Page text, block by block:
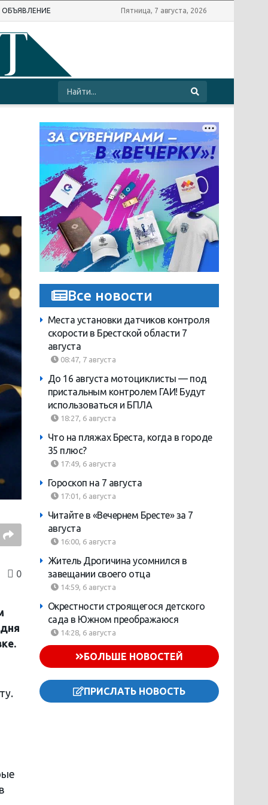
ОБЪЯВЛЕНИЕ Пятница, 7 августа, 2026
0
Все новости
Места установки датчиков контроля
скорости в Брестской области 7
августа
08:47, 7 августа
До 16 августа мотоциклисты — под
пристальным контролем ГАИ! Будут
использоваться и БПЛА
18:27, 6 августа
Что на пляжах Бреста, когда в городе
35 плюс?
17:49, 6 августа
Гороскоп на 7 августа
17:01, 6 августа
Читайте в «Вечернем Бресте» за 7
августа
16:00, 6 августа
Житель Дрогичина усомнился в
завещании своего отца
14:59, 6 августа
Окрестности строящегося детского
сада в Южном преображаюся
14:28, 6 августа
БОЛЬШЕ НОВОСТЕЙ
ПРИСЛАТЬ НОВОСТЬ